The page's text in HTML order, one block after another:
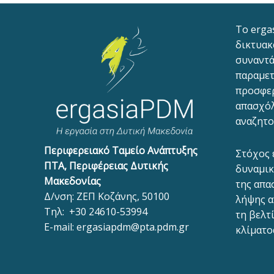
Περιφερειακό Ταμείο Ανάπτυξης
ΠΤΑ, Περιφέρειας Δυτικής
Μακεδονίας
Δ/νση: ΖΕΠ Κοζάνης, 50100
Τηλ: +30 24610-53994
E-mail: ergasiapdm@pta.pdm.gr
To
Στόχος
της
λήψης
τη